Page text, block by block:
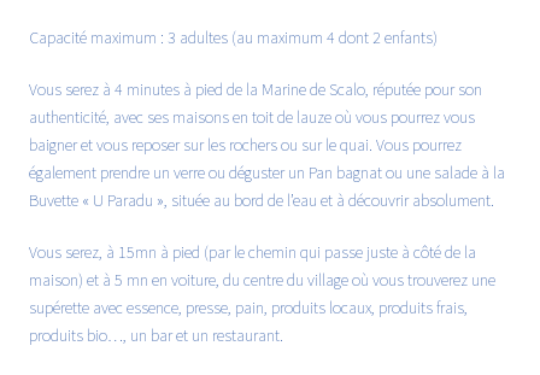
Capacité maximum : 3 adultes (au maximum 4 dont 2 enfants)
Vous serez à 4 minutes à pied de la Marine de Scalo, réputée pour son
authenticité, avec ses maisons en toit de lauze où vous pourrez vous
baigner et vous reposer sur les rochers ou sur le quai. Vous pourrez
également prendre un verre ou déguster un Pan bagnat ou une salade à la
Buvette « U Paradu », située au bord de l’eau et à découvrir absolument.
Vous serez, à 15mn à pied (par le chemin qui passe juste à côté de la
maison) et à 5 mn en voiture, du centre du village où vous trouverez une
supérette avec essence, presse, pain, produits locaux, produits frais,
produits bio…, un bar et un restaurant.